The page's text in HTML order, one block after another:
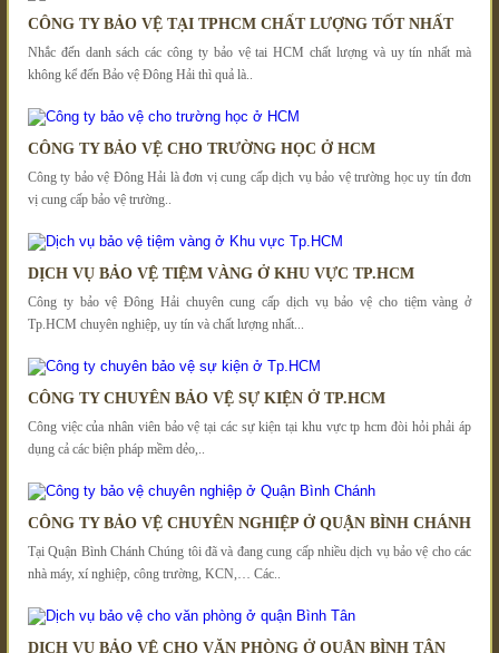
CÔNG TY BẢO VỆ TẠI TPHCM CHẤT LƯỢNG TỐT NHẤT
Nhắc đến danh sách các công ty bảo vệ tai HCM chất lượng và uy tín nhất mà
không kể đến Bảo vệ Đông Hải thì quả là..
CÔNG TY BẢO VỆ CHO TRƯỜNG HỌC Ở HCM
Công ty bảo vệ Đông Hải là đơn vị cung cấp dịch vụ bảo vệ trường học uy tín đơn
vị cung cấp bảo vệ trường..
DỊCH VỤ BẢO VỆ TIỆM VÀNG Ở KHU VỰC TP.HCM
Công ty bảo vệ Đông Hải chuyên cung cấp dịch vụ bảo vệ cho tiệm vàng ở
Tp.HCM chuyên nghiệp, uy tín và chất lượng nhất...
CÔNG TY CHUYÊN BẢO VỆ SỰ KIỆN Ở TP.HCM
Công việc của nhân viên bảo vệ tại các sự kiện tại khu vực tp hcm đòi hỏi phải áp
dụng cả các biện pháp mềm dẻo,..
CÔNG TY BẢO VỆ CHUYÊN NGHIỆP Ở QUẬN BÌNH CHÁNH
Tại Quận Bình Chánh Chúng tôi đã và đang cung cấp nhiều dịch vụ bảo vệ cho các
nhà máy, xí nghiệp, công trường, KCN,… Các..
DỊCH VỤ BẢO VỆ CHO VĂN PHÒNG Ở QUẬN BÌNH TÂN